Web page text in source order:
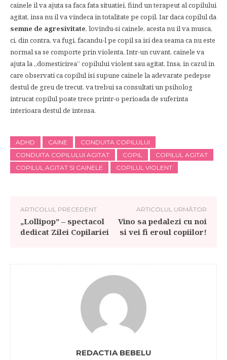
cainele il va ajuta sa faca fata situatiei, fiind un terapeut al copilului
agitat, insa nu il va vindeca in totalitate pe copil. Iar daca copilul da
semne de agresivitate, lovindu-si cainele, acesta nu il va musca,
ci, din contra, va fugi, facandu-l pe copil sa isi dea seama ca nu este
normal sa se comporte prin violenta. Intr-un cuvant, cainele va
ajuta la „domesticirea” copilului violent sau agitat. Insa, in cazul in
care observati ca copilul isi supune cainele la adevarate pedepse
destul de greu de trecut, va trebui sa consultati un psiholog
intrucat copilul poate trece printr-o perioada de suferinta
interioara destul de intensa.
ADHD CAINE
CONDUITA COPILULUI
CONDUITA COPILULUI AGITAT
COPIL
COPILUL AGITAT
COPILUL AGITAT SI CAINELE
COPILUL VIOLENT
ARTICOLUL PRECEDENT
„Lollipop” – spectacol
dedicat Zilei Copilariei
ARTICOLUL URMĂTOR
Vino sa pedalezi cu noi
si vei fi eroul copiilor!
REDACTIA BEBELU